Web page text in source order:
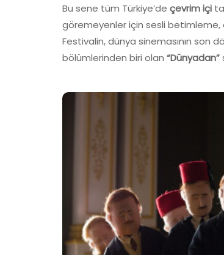
Bu sene tüm Türkiye’de çevrim içi
göremeyenler için sesli betimleme,
Festivalin, dünya sinemasının son
bölümlerinden biri olan “Dünyadan”